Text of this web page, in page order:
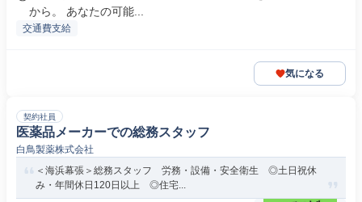
から。 あなたの可能...
交通費支給
気になる
契約社員
医薬品メーカーでの総務スタッフ
白鳥製薬株式会社
＜海浜幕張＞総務スタッフ 労務・設備・安全衛生 ◎土日祝休
み・年間休日120日以上 ◎住宅...